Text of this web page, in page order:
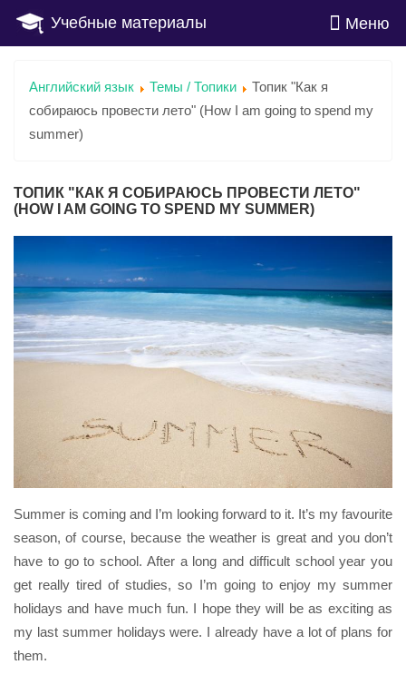
Учебные материалы Меню
Английский язык Темы / Топики
Топик "Как я
собираюсь провести лето" (How I am going to spend my
summer)
ТОПИК "КАК Я СОБИРАЮСЬ ПРОВЕСТИ ЛЕТО"
(HOW I AM GOING TO SPEND MY SUMMER)
Summer is coming and I’m looking forward to it. It’s my favourite
season, of course, because the weather is great and you don’t
have to go to school. After a long and difficult school year you
get really tired of studies, so I’m going to enjoy my summer
holidays and have much fun. I hope they will be as exciting as
my last summer holidays were. I already have a lot of plans for
them.